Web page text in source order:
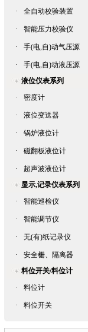
· 全自动校验装置
· 智能压力校验仪
· 手(电,自)动气压源
·
手(电,自)动液压源
液位仪表系列
·
密度计
· 液位变送器
· 锅炉液位计
· 磁翻板液位计
·
超声波液位计
显示,记录仪表系列
·
智能巡检仪
· 智能调节仪
· 无(有)纸记录仪
·
安全栅、隔离器
料位开关/料位计
·
料位计
· 料位开关